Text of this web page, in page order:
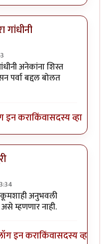
गांधीनी
हुकुमशाहीत वाढले
अनेकांना शिस्त
पर्वा बद्दल बोलत
इन कराकिंवासदस्य व्हा
ईंदिरा गांधीनी
अनुभवली
म्हणणार नाही.
इन कराकिंवासदस्य व्हा